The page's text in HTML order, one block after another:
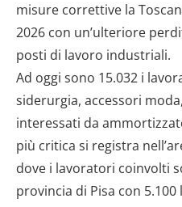
misure correttive la
2026 con un’ulteriore
posti di lavoro industriali.
Ad oggi sono 15.032 i
siderurgia, accessori
interessati da
più critica si registra
dove i lavoratori coinvolti
provincia di Pisa con